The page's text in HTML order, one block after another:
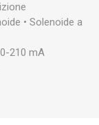
• Solenoide a
210 mA